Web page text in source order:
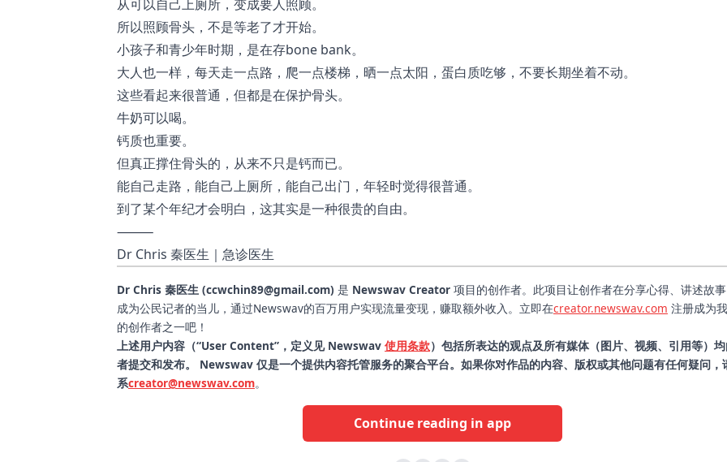
从可以自己上厕所，变成要人照顾。
所以照顾骨头，不是等老了才开始。
小孩子和青少年时期，是在存bone bank。
大人也一样，每天走一点路，爬一点楼梯，晒一点太阳，蛋白质吃够，不要长期坐着不动。
这些看起来很普通，但都是在保护骨头。
牛奶可以喝。
钙质也重要。
但真正撑住骨头的，从来不只是钙而已。
能自己走路，能自己上厕所，能自己出门，年轻时觉得很普通。
到了某个年纪才会明白，这其实是一种很贵的自由。
⸻
Dr Chris 秦医生｜急诊医生
Dr Chris 秦医生 (ccwchin89@gmail.com) 是 Newswav Creator 项目的创作者。此项目让创作者在分享心得、讲述故事
成为公民记者的当儿，通过Newswav的百万用户实现流量变现，赚取额外收入。立即在creator.newswav.com 注册成为
的创作者之一吧！
上述用户内容（“User Content”，定义见 Newswav 使用条款）包括所表达的观点及所有媒体（图片、视频、引用等）
者提交和发布。 Newswav 仅是一个提供内容托管服务的聚合平台。如果你对作品的内容、版权或其他问题有任何疑问，
系creator@newswav.com。
Continue reading in app